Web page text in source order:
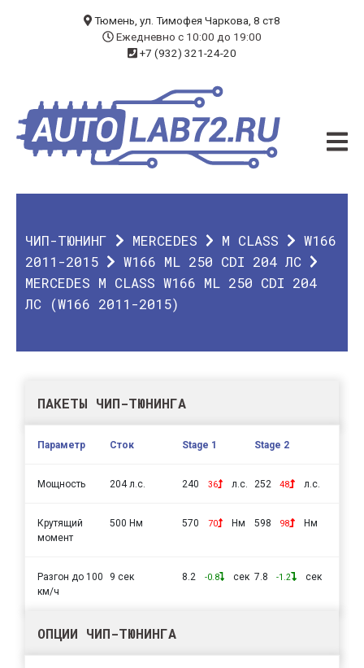
ЧИП-ТЮНИНГ
ДИАГНОСТИКА
О КОМПАНИИ
КОНТАКТЫ
Тюмень, ул. Тимофея Чаркова, 8 ст8
Ежедневно с 10:00 до 19:00
+7 (932) 321-24-20
ЧИП-ТЮНИНГ MERCEDES M CLASS
W166
2011-2015
W166 ML 250 CDI 204 ЛС
MERCEDES M CLASS W166 ML 250 CDI 204
ЛС (W166 2011-2015)
ПАКЕТЫ ЧИП-ТЮНИНГА
Параметр Сток Stage 1 Stage 2
Мощность 204 л.с. 240 36 л.с. 252 48 л.с.
Крутящий
момент
500 Нм 570 70 Нм 598 98 Нм
Разгон до 100
км/ч
9 сек 8.2 -0.8 сек 7.8 -1.2 сек
ОПЦИИ ЧИП-ТЮНИНГА